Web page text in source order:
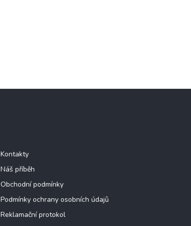
Kontakty
Náš příběh
Obchodní podmínky
Podmínky ochrany osobních údajů
Reklamační protokol